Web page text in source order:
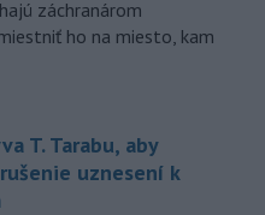
záchranárom
ho na miesto, kam
T. Tarabu, aby
uznesení k